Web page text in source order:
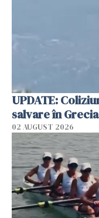
UPDATE:
salvare în
02 AUGUST 2026